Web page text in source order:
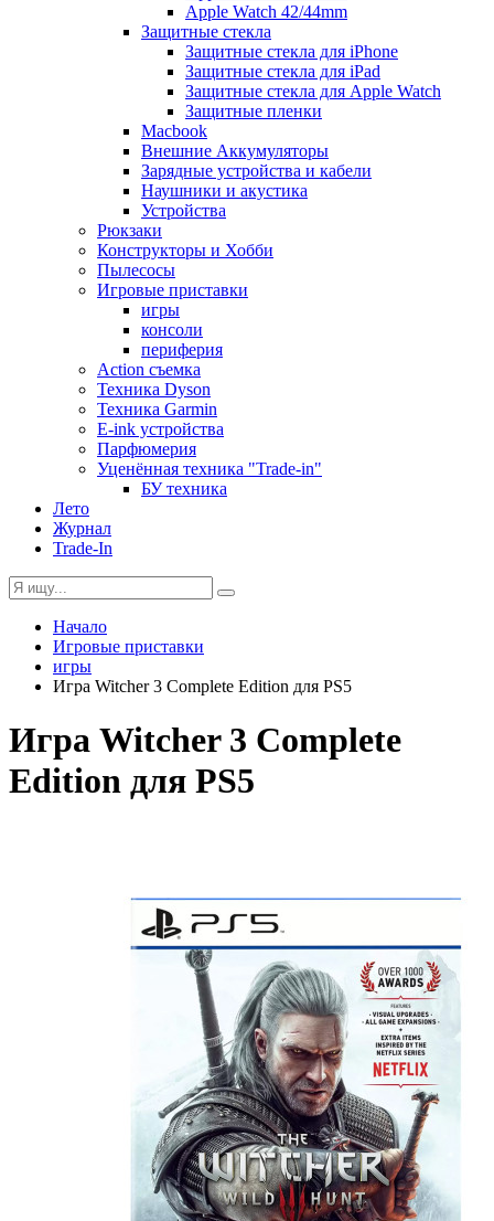
Apple Watch 42/44mm
Защитные стекла
Защитные стекла для iPhone
Защитные стекла для iPad
Защитные стекла для Apple Watch
Защитные пленки
Macbook
Внешние Аккумуляторы
Зарядные устройства и кабели
Наушники и акустика
Устройства
Рюкзаки
Конструкторы и Хобби
Пылесосы
Игровые приставки
игры
консоли
периферия
Action съемка
Техника Dyson
Техника Garmin
E-ink устройства
Парфюмерия
Уценённая техника "Trade-in"
БУ техника
Лето
Журнал
Trade-In
Начало
Игровые приставки
игры
Игра Witcher 3 Complete Edition для PS5
Игра Witcher 3 Complete
Edition для PS5